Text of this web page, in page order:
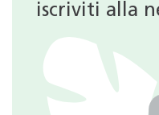
iscriviti alla